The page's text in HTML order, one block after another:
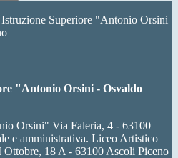
Superiore "Antonio Orsini
"Antonio Orsini - Osvaldo
Orsini" Via Faleria, 4 - 63100
e amministrativa. Liceo Artistico
18 A - 63100 Ascoli Piceno